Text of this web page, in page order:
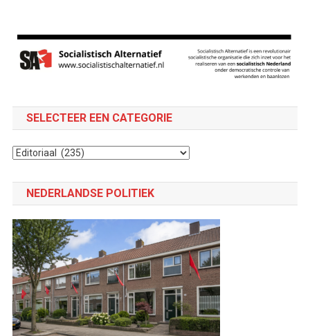
SELECTEER EEN CATEGORIE
Selecteer
NEDERLANDSE POLITIEK